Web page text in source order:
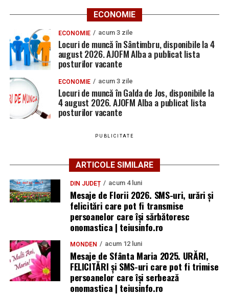
ECONOMIE
ECONOMIE acum 3 zile
Locuri de muncă în Sântimbru, disponibile la 4
august 2026. AJOFM Alba a publicat lista
posturilor vacante
ECONOMIE acum 3 zile
Locuri de muncă în Galda de Jos, disponibile la
4 august 2026. AJOFM Alba a publicat lista
posturilor vacante
PUBLICITATE
ARTICOLE SIMILARE
DIN JUDEȚ acum 4 luni
Mesaje de Florii 2026. SMS-uri, urări și
felicitări care pot fi transmise
persoanelor care îşi sărbătoresc
onomastica | teiusinfo.ro
MONDEN acum 12 luni
Mesaje de Sfânta Maria 2025. URĂRI,
FELICITĂRI și SMS-uri care pot fi trimise
persoanelor care își serbează
onomastica | teiusinfo.ro